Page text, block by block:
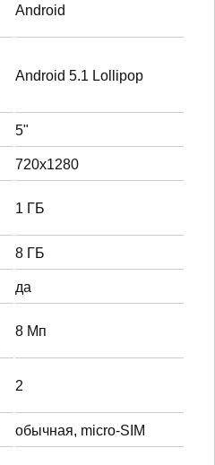
Android
Android 5.1 Lollipop
5"
720x1280
1 ГБ
8 ГБ
да
8 Мп
2
обычная, micro-SIM